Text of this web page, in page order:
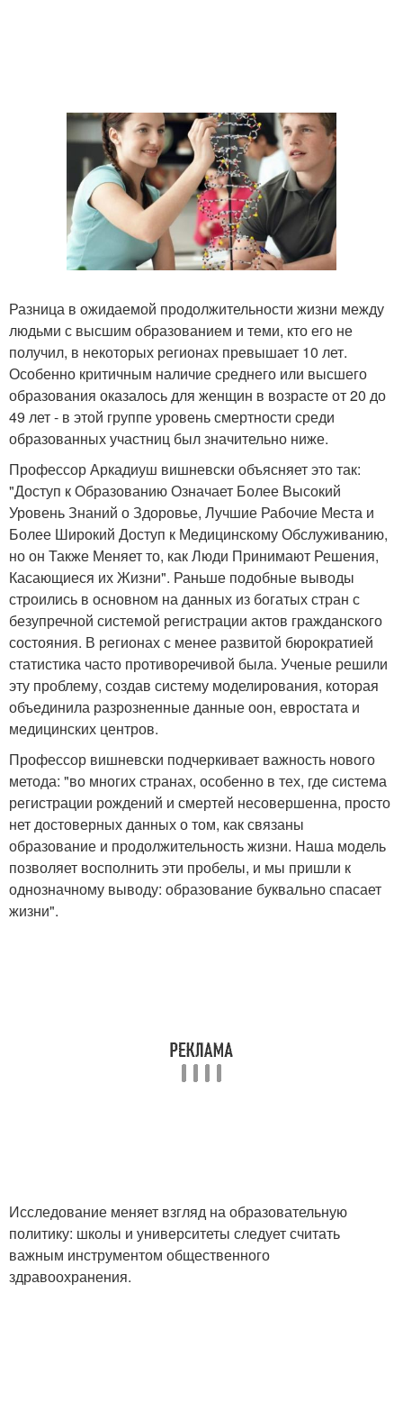
Разница в ожидаемой продолжительности жизни между
людьми с высшим образованием и теми, кто его не
получил, в некоторых регионах превышает 10 лет.
Особенно критичным наличие среднего или высшего
образования оказалось для женщин в возрасте от 20 до
49 лет - в этой группе уровень смертности среди
образованных участниц был значительно ниже.
Профессор Аркадиуш вишневски объясняет это так:
"Доступ к Образованию Означает Более Высокий
Уровень Знаний о Здоровье, Лучшие Рабочие Места и
Более Широкий Доступ к Медицинскому Обслуживанию,
но он Также Меняет то, как Люди Принимают Решения,
Касающиеся их Жизни". Раньше подобные выводы
строились в основном на данных из богатых стран с
безупречной системой регистрации актов гражданского
состояния. В регионах с менее развитой бюрократией
статистика часто противоречивой была. Ученые решили
эту проблему, создав систему моделирования, которая
объединила разрозненные данные оон, евростата и
медицинских центров.
Профессор вишневски подчеркивает важность нового
метода: "во многих странах, особенно в тех, где система
регистрации рождений и смертей несовершенна, просто
нет достоверных данных о том, как связаны
образование и продолжительность жизни. Наша модель
позволяет восполнить эти пробелы, и мы пришли к
однозначному выводу: образование буквально спасает
жизни".
Исследование меняет взгляд на образовательную
политику: школы и университеты следует считать
важным инструментом общественного
здравоохранения.